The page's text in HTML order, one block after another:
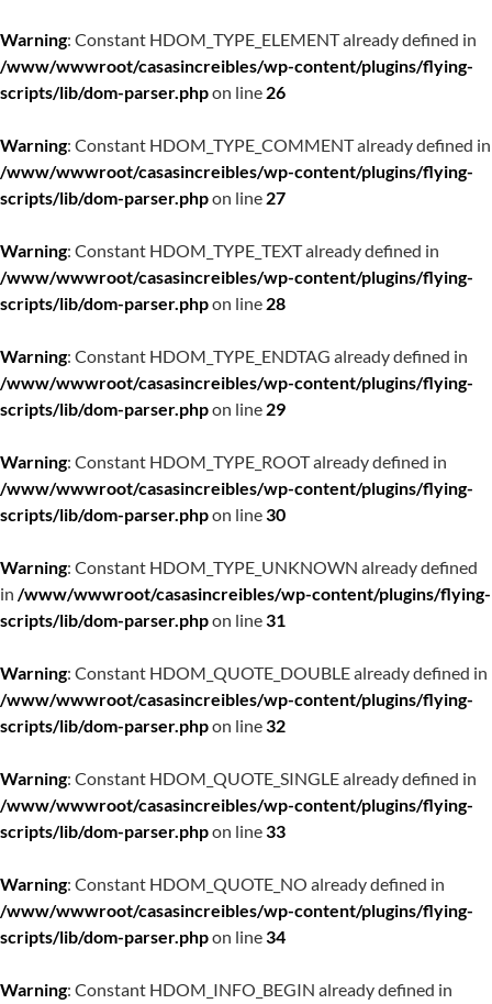
Warning: Constant HDOM_TYPE_ELEMENT already defined in
/www/wwwroot/casasincreibles/wp-content/plugins/flying-
scripts/lib/dom-parser.phpon line 26
Warning: Constant HDOM_TYPE_COMMENT already defined in
/www/wwwroot/casasincreibles/wp-content/plugins/flying-
scripts/lib/dom-parser.phpon line 27
Warning: Constant HDOM_TYPE_TEXT already defined in
/www/wwwroot/casasincreibles/wp-content/plugins/flying-
scripts/lib/dom-parser.phpon line 28
Warning: Constant HDOM_TYPE_ENDTAG already defined in
/www/wwwroot/casasincreibles/wp-content/plugins/flying-
scripts/lib/dom-parser.phpon line 29
Warning: Constant HDOM_TYPE_ROOT already defined in
/www/wwwroot/casasincreibles/wp-content/plugins/flying-
scripts/lib/dom-parser.phpon line30
Warning: Constant HDOM_TYPE_UNKNOWN already defined
in /www/wwwroot/casasincreibles/wp-content/plugins/flying-
scripts/lib/dom-parser.phpon line31
Warning: Constant HDOM_QUOTE_DOUBLE already defined in
/www/wwwroot/casasincreibles/wp-content/plugins/flying-
scripts/lib/dom-parser.phpon line32
Warning: Constant HDOM_QUOTE_SINGLE already defined in
/www/wwwroot/casasincreibles/wp-content/plugins/flying-
scripts/lib/dom-parser.phpon line33
Warning: Constant HDOM_QUOTE_NO already defined in
/www/wwwroot/casasincreibles/wp-content/plugins/flying-
scripts/lib/dom-parser.phpon line34
Warning: Constant HDOM_INFO_BEGIN already defined in